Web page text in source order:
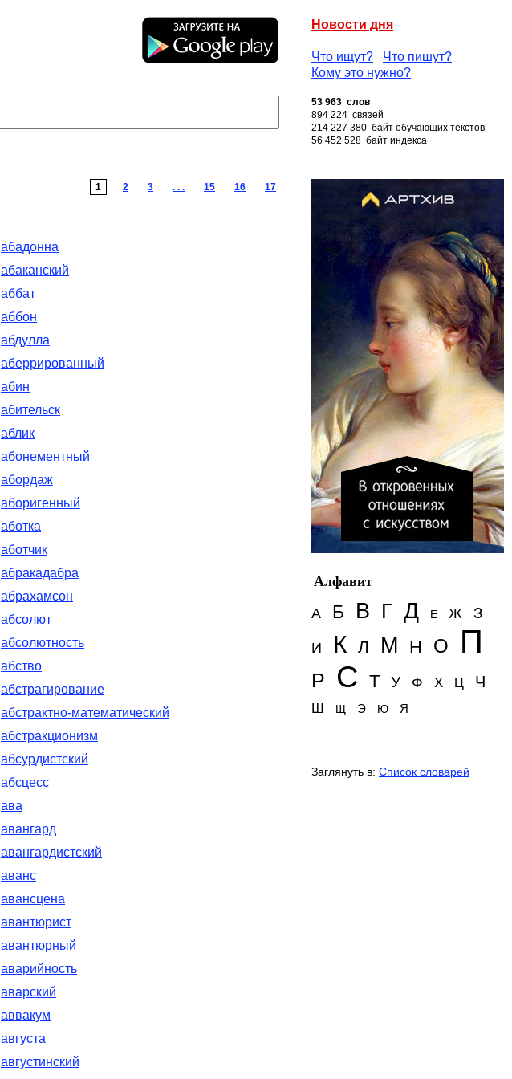
Новости дня
Что ищут?
Что пишут?
Кому это нужно?
53 963 слов
894 224 связей
214 227 380 байт обучающих текстов
56 452 528 байт индекса
1 2 3 . . . 15 16 17
абадонна
абаканский
аббат
аббон
абдулла
аберрированный
абин
абительск
аблик
абонементный
абордаж
аборигенный
аботка
аботчик
абракадабра
абрахамсон
абсолют
абсолютность
абство
абстрагирование
абстрактно-математический
абстракционизм
абсурдистский
абсцесс
ава
авангард
авангардистский
аванс
авансцена
авантюрист
авантюрный
аварийность
аварский
аввакум
августа
августинский
Алфавит
А
Б В Г Д Е Ж З
И К Л М Н О П
Р С Т У Ф Х Ц Ч
Ш Щ Э Ю Я
Заглянуть в: Список словарей